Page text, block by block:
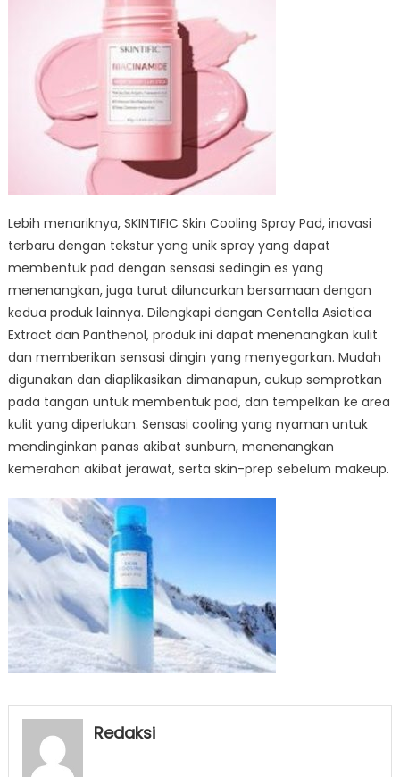
Lebih menariknya, SKINTIFIC Skin Cooling Spray Pad, inovasi
terbaru dengan tekstur yang unik spray yang dapat
membentuk pad dengan sensasi sedingin es yang
menenangkan, juga turut diluncurkan bersamaan dengan
kedua produk lainnya. Dilengkapi dengan Centella Asiatica
Extract dan Panthenol, produk ini dapat menenangkan kulit
dan memberikan sensasi dingin yang menyegarkan. Mudah
digunakan dan diaplikasikan dimanapun, cukup semprotkan
pada tangan untuk membentuk pad, dan tempelkan ke area
kulit yang diperlukan. Sensasi cooling yang nyaman untuk
mendinginkan panas akibat sunburn, menenangkan
kemerahan akibat jerawat, serta skin-prep sebelum makeup.
Redaksi